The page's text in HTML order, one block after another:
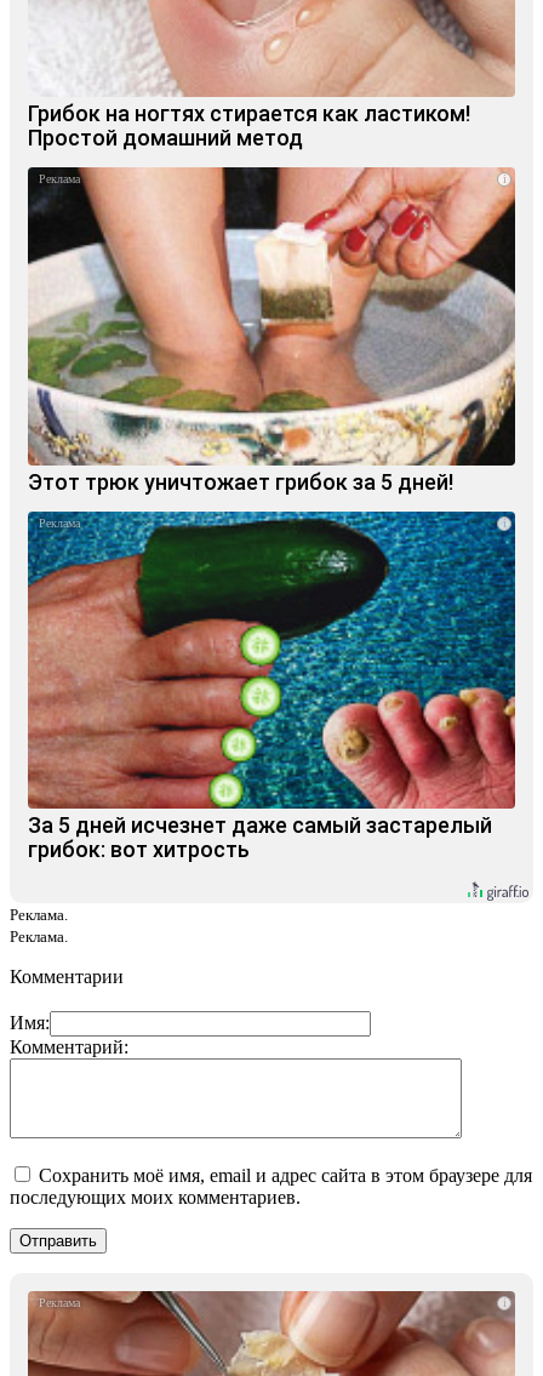
Грибок на ногтях стирается как ластиком!
Простой домашний метод
i
Этот трюк уничтожает грибок за 5 дней!
i
За 5 дней исчезнет даже самый застарелый
грибок: вот хитрость
Реклама.
Реклама.
Комментарии
Имя:
Комментарий:
Сохранить моё имя, email и адрес сайта в этом браузере для
последующих моих комментариев.
i